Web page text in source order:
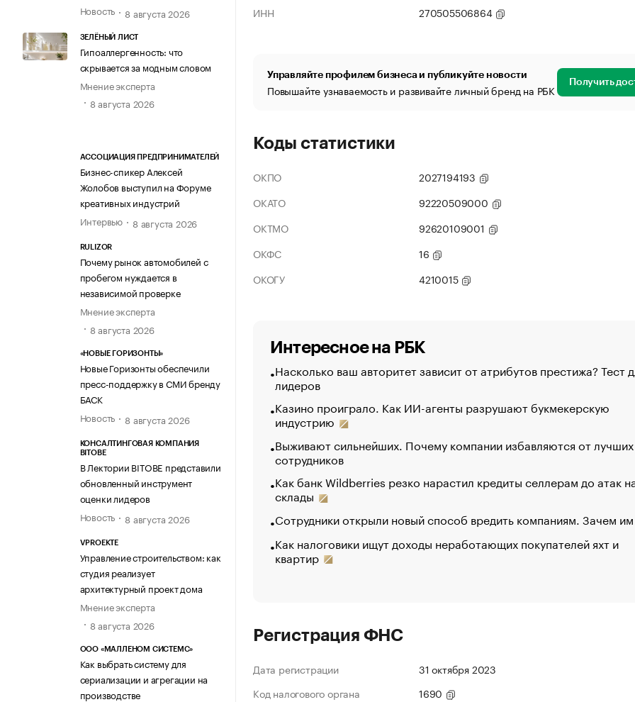
Новость
8 августа 2026
ЗЕЛЁНЫЙ ЛИСТ
Гипоаллергенность: что
скрывается за модным словом
Мнение эксперта
8 августа 2026
АССОЦИАЦИЯ ПРЕДПРИНИМАТЕЛЕЙ
Бизнес-спикер Алексей
Жолобов выступил на Форуме
креативных индустрий
Интервью
8 августа 2026
RULIZOR
Почему рынок автомобилей с
пробегом нуждается в
независимой проверке
Мнение эксперта
8 августа 2026
«НОВЫЕ ГОРИЗОНТЫ»
Новые Горизонты обеспечили
пресс-поддержку в СМИ бренду
БАСК
Новость
8 августа 2026
КОНСАЛТИНГОВАЯ КОМПАНИЯ
BITOBE
В Лектории BITOBE представили
обновленный инструмент
оценки лидеров
Новость
8 августа 2026
VPROEKTE
Управление строительством: как
студия реализует
архитектурный проект дома
Мнение эксперта
8 августа 2026
ООО «МАЛЛЕНОМ СИСТЕМС»
Как выбрать систему для
сериализации и агрегации на
производстве
ИНН
270505506864
Управляйте профилем бизнеса и публикуйте новости
Повышайте узнаваемость и развивайте личный бренд на РБК Получить
Коды статистики
ОКПО
2027194193
ОКАТО
92220509000
ОКТМО
92620109001
ОКФС
16
ОКОГУ
4210015
Интересное на РБК
Насколько ваш авторитет зависит от атрибутов престижа? Тест
лидеров
Казино проиграло. Как ИИ-агенты разрушают букмекерскую
индустрию
Выживают сильнейших. Почему компании избавляются от лучших
сотрудников
Как банк Wildberries резко нарастил кредиты селлерам до атак
склады
Сотрудники открыли новый способ вредить компаниям. Зачем
Как налоговики ищут доходы неработающих покупателей яхт и
квартир
Регистрация ФНС
Дата регистрации
31 октября 2023
Код налогового органа
1690